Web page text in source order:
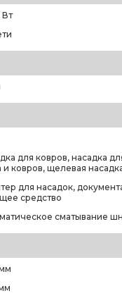
Вт
для ковров, насадка
и ковров, щелевая
для насадок,
средство
сматывание